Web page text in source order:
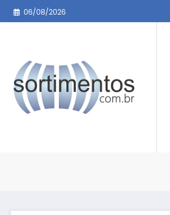
Pular
para
06/08/2026